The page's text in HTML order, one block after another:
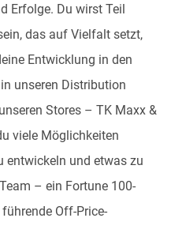
Erfolge. Du wirst Teil
das auf Vielfalt setzt,
Entwicklung in den
unseren Distribution
Stores – TK Maxx &
viele Möglichkeiten
entwickeln und etwas zu
– ein Fortune 100-
Off-Price-